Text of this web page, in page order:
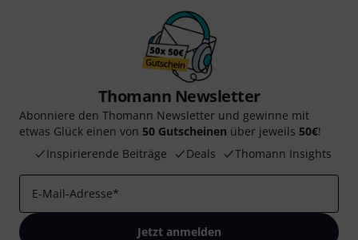
Thomann Newsletter
Abonniere den Thomann Newsletter und gewinne mit
etwas Glück einen von 50 Gutscheinen über jeweils 50€!
Inspirierende Beiträge
Deals Thomann Insights
E-Mail-Adresse*
Jetzt anmelden